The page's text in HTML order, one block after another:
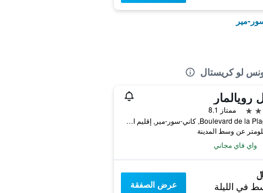
مير
لو كريستال
رويالمار
ممتاز 8.1
22 Boulevard de la Plage, كاني-سور-مير, إقليم الألب البحري, فرنسا
واي فاي مجاني
في الليلة عرض الصفقة